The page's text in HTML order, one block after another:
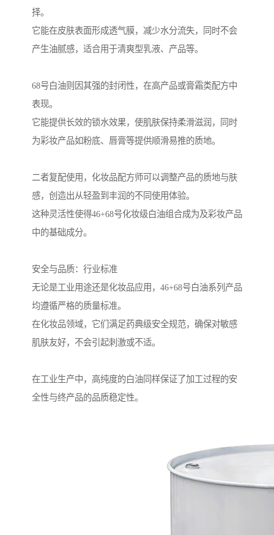
择。
它能在皮肤表面形成透气膜，减少水分流失，同时不会
产生油腻感，适合用于清爽型乳液、产品等。
68号白油则因其强的封闭性，在高产品或膏霜类配方中
表现。
它能提供长效的锁水效果，使肌肤保持柔滑滋润，同时
为彩妆产品如粉底、唇膏等提供顺滑易推的质地。
二者复配使用，化妆品配方师可以调整产品的质地与肤
感，创造出从轻盈到丰润的不同使用体验。
这种灵活性使得46+68号化妆级白油组合成为及彩妆产品
中的基础成分。
安全与品质：行业标准
无论是工业用途还是化妆品应用，46+68号白油系列产品
均遵循严格的质量标准。
在化妆品领域，它们满足药典级安全规范，确保对敏感
肌肤友好，不会引起刺激或不适。
在工业生产中，高纯度的白油同样保证了加工过程的安
全性与终产品的品质稳定性。